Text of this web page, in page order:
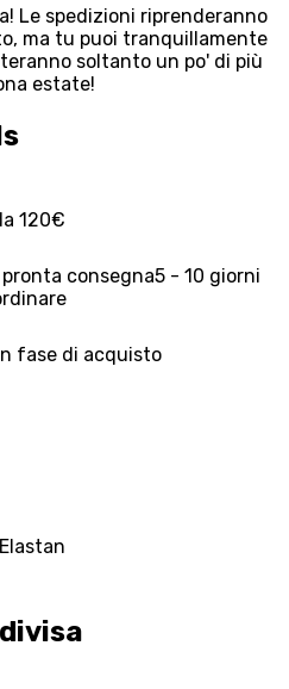
Le spedizioni riprenderanno
ma tu puoi tranquillamente
soltanto un po' di più
estate!
120€
consegna5 - 10 giorni
fase di acquisto
divisa